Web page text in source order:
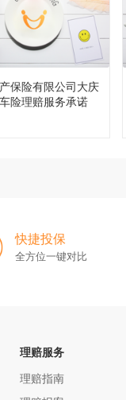
保险有限公司大庆
险理赔服务承诺
快捷投保
全方位一键对比
理赔服务
理赔指南